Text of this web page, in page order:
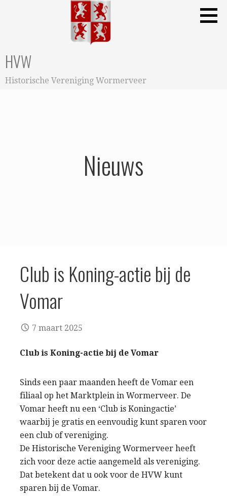
HVW
Historische Vereniging Wormerveer
Nieuws
Club is Koning-actie bij de
Vomar
7 maart 2025
Club is Koning-actie bij de Vomar
Sinds een paar maanden heeft de Vomar een
filiaal op het Marktplein in Wormerveer. De
Vomar heeft nu een ‘Club is Koningactie’
waarbij je gratis en eenvoudig kunt sparen voor
een club of vereniging.
De Historische Vereniging Wormerveer heeft
zich voor deze actie aangemeld als vereniging.
Dat betekent dat u ook voor de HVW kunt
sparen bij de Vomar.